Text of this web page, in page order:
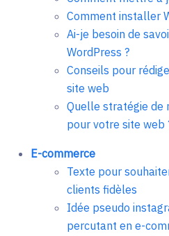
Comment installer
Ai-je besoin de
WordPress ?
Conseils pour
site web
Quelle stratégie de
pour votre site web
E-commerce
Texte pour
clients fidèles
Idée pseudo
percutant en e-